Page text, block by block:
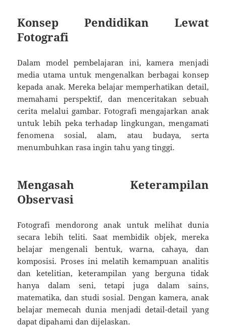
Konsep Pendidikan Lewat
Fotografi
Dalam model pembelajaran ini, kamera menjadi
media utama untuk mengenalkan berbagai konsep
kepada anak. Mereka belajar memperhatikan detail,
memahami perspektif, dan menceritakan sebuah
cerita melalui gambar. Fotografi mengajarkan anak
untuk lebih peka terhadap lingkungan, mengamati
fenomena sosial, alam, atau budaya, serta
menumbuhkan rasa ingin tahu yang tinggi.
Mengasah Keterampilan
Observasi
Fotografi mendorong anak untuk melihat dunia
secara lebih teliti. Saat membidik objek, mereka
belajar mengenali bentuk, warna, cahaya, dan
komposisi. Proses ini melatih kemampuan analitis
dan ketelitian, keterampilan yang berguna tidak
hanya dalam seni, tetapi juga dalam sains,
matematika, dan studi sosial. Dengan kamera, anak
belajar memecah dunia menjadi detail-detail yang
dapat dipahami dan dijelaskan.